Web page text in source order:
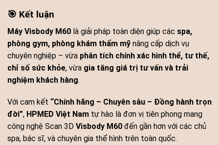
🎯 Kết luận
Máy Visbody M60 là giải pháp toàn diện giúp các spa,
phòng gym, phòng khám thẩm mỹ nâng cấp dịch vụ
chuyên nghiệp – vừa phân tích chính xác hình thể, tư thế,
chỉ số sức khỏe, vừa gia tăng giá trị tư vấn và trải
nghiệm khách hàng.
Với cam kết “Chính hãng – Chuyên sâu – Đồng hành trọn
đời”, HPMED Việt Nam tự hào là đơn vị tiên phong mang
công nghệ Scan 3D Visbody M60 đến gần hơn với các chủ
spa, bác sĩ, và chuyên gia thể hình trên toàn quốc.